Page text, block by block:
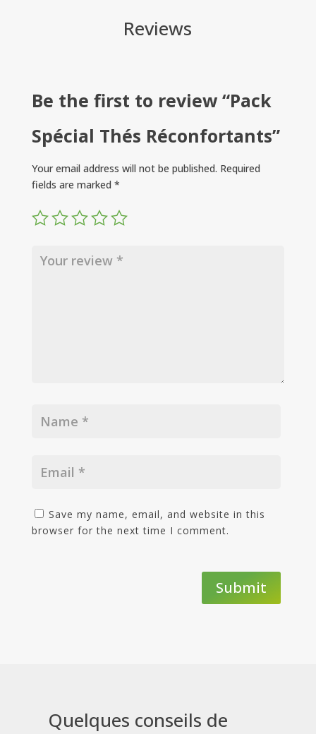
Reviews
Be the first to review “Pack
Spécial Thés Réconfortants”
Your email address will not be published. Required
fields are marked *
Save my name, email, and website in this
browser for the next time I comment.
Submit
Quelques conseils de